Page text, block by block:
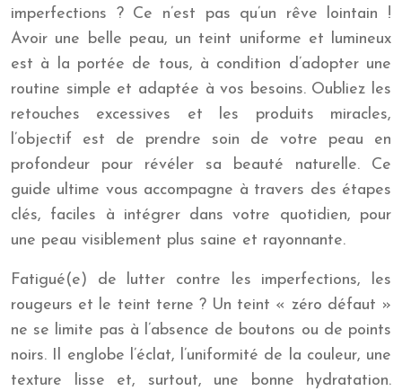
imperfections ? Ce n’est pas qu’un rêve lointain !
Avoir une belle peau, un teint uniforme et lumineux
est à la portée de tous, à condition d’adopter une
routine simple et adaptée à vos besoins. Oubliez les
retouches excessives et les produits miracles,
l’objectif est de prendre soin de votre peau en
profondeur pour révéler sa beauté naturelle. Ce
guide ultime vous accompagne à travers des étapes
clés, faciles à intégrer dans votre quotidien, pour
une peau visiblement plus saine et rayonnante.
Fatigué(e) de lutter contre les imperfections, les
rougeurs et le teint terne ? Un teint « zéro défaut »
ne se limite pas à l’absence de boutons ou de points
noirs. Il englobe l’éclat, l’uniformité de la couleur, une
texture lisse et, surtout, une bonne hydratation.